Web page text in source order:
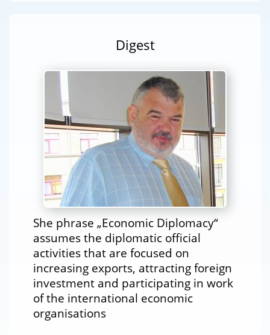
Digest
She phrase „Economic Diplomacy“
assumes the diplomatic official
activities that are focused on
increasing exports, attracting foreign
investment and participating in work
of the international economic
organisations